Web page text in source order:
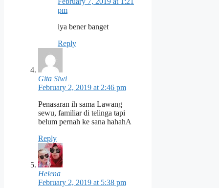
pm
iya bener banget
Reply
Gita Siwi
February 2, 2019 at 2:46 pm
Penasaran ih sama Lawang
sewu, familiar di telinga tapi
belum pernah ke sana hahahA
Reply
Helena
February 2, 2019 at 5:38 pm